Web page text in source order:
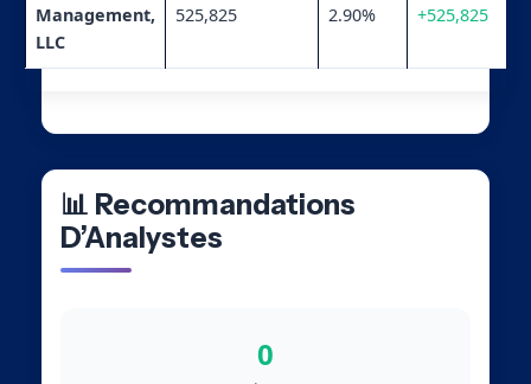
Management,
LLC
525,825 2.90% +525,825
📊 Recommandations
D’Analystes
0